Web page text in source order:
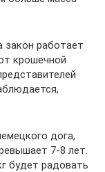
работает
крошечной
дога,
7-8 лет.
будет радовать